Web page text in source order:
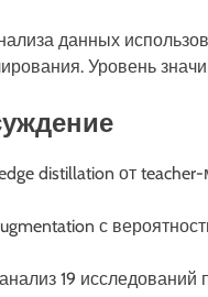
данных
Уровень
distillation от
с
19